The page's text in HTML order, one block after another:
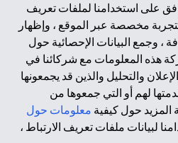
على استخدامنا لملفات تعريف
بتجربة مخصصة عبر الموقع ، وإظهار
، وجمع البيانات الإحصائية حول
هذه المعلومات مع شركائنا في
والتحليل والذين قد يجمعونها
لهم أو التي جمعوها من
حول كيفية معلومات حول
لبيانات ملفات تعريف الارتباط ،
أرقام التراخيص 202563 لفرع الوصل في دبي، 531989 لفرع مول
العربية المتحدة مرخص من مصرف
كفرع لبنك أجنبي.
المتحدة مرخص من هيئة الأوراق المالية
والسلع في الإمارات العربية المتحدة ("SCA") للقيام بالنشاط المالي لـ أ)
بموجب ترخيص رقم
تداول في الأسواق الدولية بموجب ترخيص